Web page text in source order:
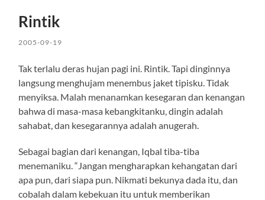
Rintik
2005-09-19
Tak terlalu deras hujan pagi ini. Rintik. Tapi dinginnya
langsung menghujam menembus jaket tipisku. Tidak
menyiksa. Malah menanamkan kesegaran dan kenangan
bahwa di masa-masa kebangkitanku, dingin adalah
sahabat, dan kesegarannya adalah anugerah.
Sebagai bagian dari kenangan, Iqbal tiba-tiba
menemaniku. “Jangan mengharapkan kehangatan dari
apa pun, dari siapa pun. Nikmati bekunya dada itu, dan
cobalah dalam kebekuan itu untuk memberikan